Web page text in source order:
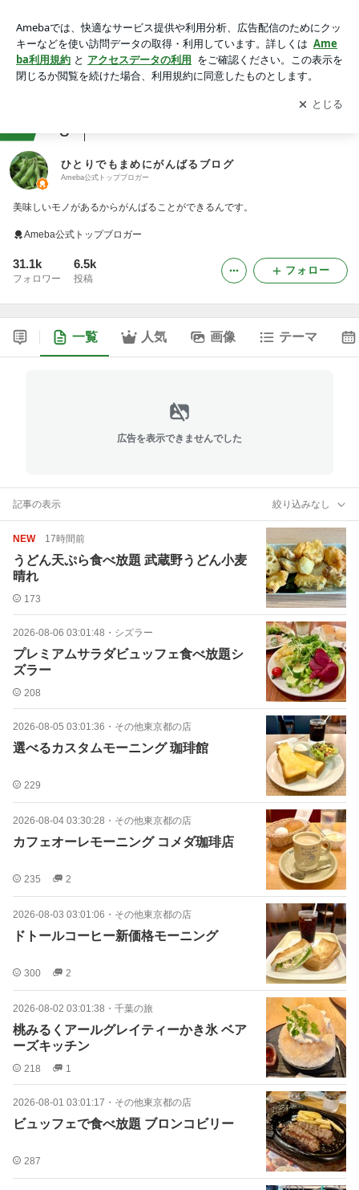
アプリをダウンロードして ブログの更新通知
を受け取りまし
ょう。
開く
3
ひとりでもまめにがんばるブログ
Ameba公式トップブロガー
美味しいモノがあるからがんばることができるんです。
Ameba公式トップブロガー
31.1k
フォロワー
6.5k
投稿
フォロー
一覧 人気 画像 テーマ
広告を表示できませんでした
記事の表示 絞り込みなし
NEW 17時間前
うどん天ぷら食べ放題 武蔵野うどん小麦
晴れ
173
2026-08-06 03:01:48 ・ シズラー
プレミアムサラダビュッフェ食べ放題シ
ズラー
208
2026-08-05 03:01:36 ・ その他東京都の店
選べるカスタムモーニング 珈琲館
229
2026-08-04 03:30:28 ・ その他東京都の店
カフェオーレモーニング コメダ珈琲店
235 2
2026-08-03 03:01:06 ・ その他東京都の店
ドトールコーヒー新価格モーニング
300 2
2026-08-02 03:01:38 ・ 千葉の旅
桃みるくアールグレイティーかき氷 ベア
ーズキッチン
218 1
2026-08-01 03:01:17 ・ その他東京都の店
ビュッフェで食べ放題 ブロンコビリー
287